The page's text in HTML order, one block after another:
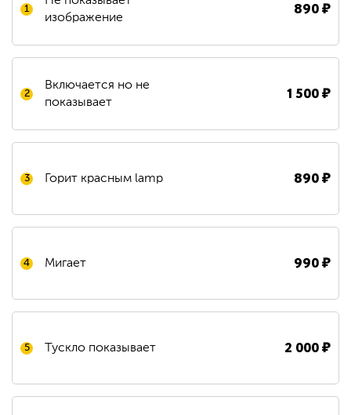
1
изображение
890₽
2
Включается но не
показывает
1 500₽
3 Горит красным lamp 890₽
4 Мигает 990₽
5 Тускло показывает 2 000₽